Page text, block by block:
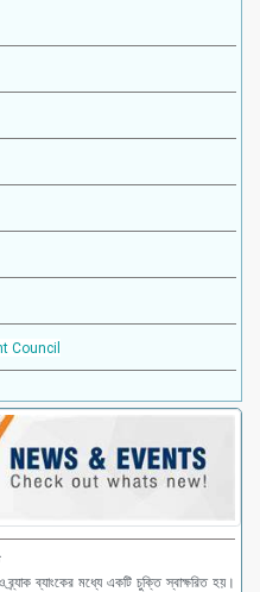
Council
ব্র্যাক ব্যাংকের মধ্যে একটি চুক্তি স্বাক্ষরিত হয়।